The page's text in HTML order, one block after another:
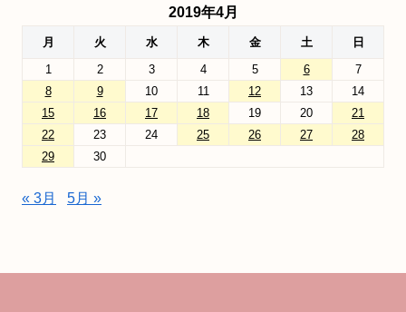
2019年4月
月 火 水 木 金 土
日
1
2 3 4 5 6
7
8
9 10 11 12 13
14
15
16 17 18 19 20
21
22
23 24 25 26 27
28
29
30
« 3月 5月 »